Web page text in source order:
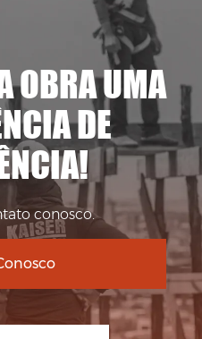
OBRA UMA
DE
conosco.